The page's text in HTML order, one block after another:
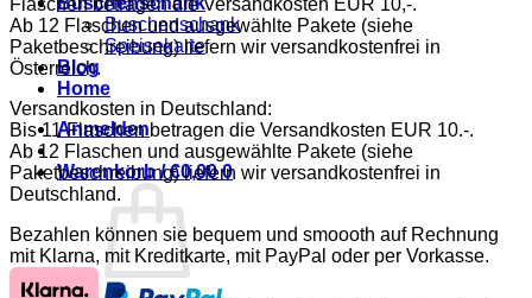
Buschenschank
Speisekarte
Blog
Home
Anmelden
Warenkorb /€0,00 0
Flaschen betragen die Versandkosten EUR 10,-.
Ab 12 Flaschen und ausgewählte Pakete (siehe
Paketbeschreibung) liefern wir versandkostenfrei in
Österreich.
Versandkosten in Deutschland:
Bis 11 Flaschen betragen die Versandkosten EUR 10.-.
Ab 12 Flaschen und ausgewählte Pakete (siehe
Paketbeschreibung) liefern wir versandkostenfrei in
Deutschland.
Bezahlen können sie bequem und smoooth auf Rechnung
mit Klarna, mit Kreditkarte, mit PayPal oder per Vorkasse.